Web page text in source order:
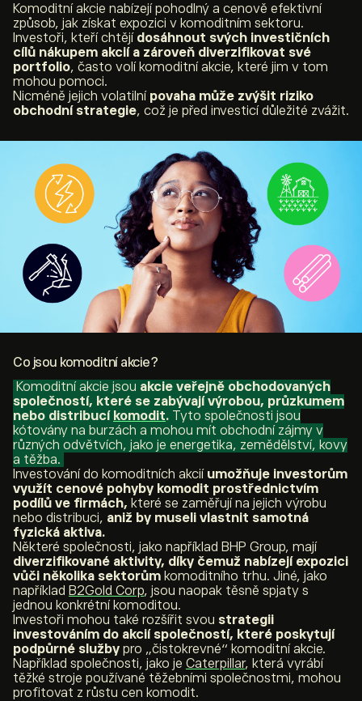
Komoditní akcie nabízejí pohodlný a cenově efektivní
způsob, jak získat expozici v komoditním sektoru.
Investoři, kteří chtějí dosáhnout svých investičních
cílů nákupem akcií a zároveň diverzifikovat své
portfolio, často volí komoditní akcie, které jim v tom
mohou pomoci.
Nicméně jejich volatilnípovaha může zvýšit riziko
obchodní strategie, což je před investicí důležité zvážit.
Co jsou komoditní akcie?
Komoditní akcie jsou akcie veřejně obchodovaných
společností, které se zabývají výrobou, průzkumem
nebo distribucí komodit. Tyto společnosti jsou
kótovány na burzách a mohou mít obchodní zájmy v
různých odvětvích, jako je energetika, zemědělství, kovy
a těžba.
Investování do komoditních akcií umožňuje investorům
využít cenové pohyby komodit prostřednictvím
podílů ve firmách, které se zaměřují na jejich výrobu
nebo distribuci, aniž by museli vlastnit samotná
fyzická aktiva.
Některé společnosti, jako například BHP Group, mají
diverzifikované aktivity, díky čemuž nabízejí expozici
vůči několika sektorům komoditního trhu. Jiné, jako
například B2Gold Corp, jsou naopak těsně spjaty s
jednou konkrétní komoditou.
Investoři mohou také rozšířit svou strategii
investováním do akcií společností, které poskytují
podpůrné služby pro „čistokrevné“ komoditní akcie.
Například společnosti, jako je Caterpillar, která vyrábí
těžké stroje používané těžebními společnostmi, mohou
profitovat z růstu cen komodit.